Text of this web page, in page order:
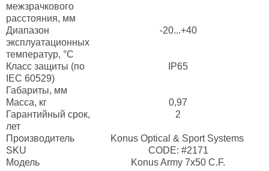
межзрачкового
расстояния, мм
Диапазон
эксплуатационных
температур, °C
-20...+40
Класс защиты (по
IEC 60529)
IP65
Габариты, мм
Масса, кг
0,97
Гарантийный срок,
лет
2
Производитель
Konus Optical & Sport Systems
SKU
CODE: #2171
Модель
Konus Army 7x50 C.F.